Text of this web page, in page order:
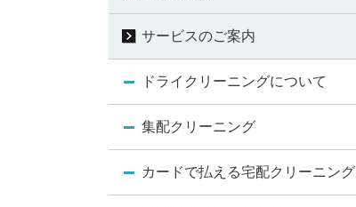
サービスのご案内
ドライクリーニングについて
集配クリーニング
カードで払える宅配クリーニング